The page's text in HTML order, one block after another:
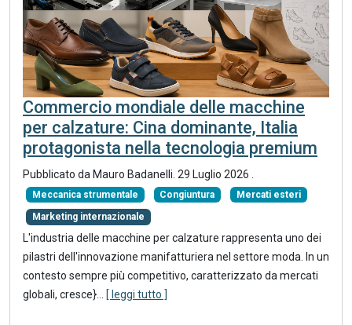
Commercio mondiale delle macchine
per calzature: Cina dominante, Italia
protagonista nella tecnologia premium
Pubblicato da Mauro Badanelli 29 Luglio 2026
Meccanica strumentale Congiuntura Mercati esteri
Marketing internazionale
L'industria delle macchine per calzature rappresenta uno dei
pilastri dell'innovazione manifatturiera nel settore moda. In un
contesto sempre più competitivo, caratterizzato da mercati
globali, cresce}
[ leggi tutto ]